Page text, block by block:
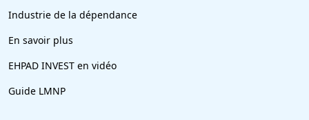
Industrie de la dépendance
En savoir plus
EHPAD INVEST en vidéo
Guide LMNP